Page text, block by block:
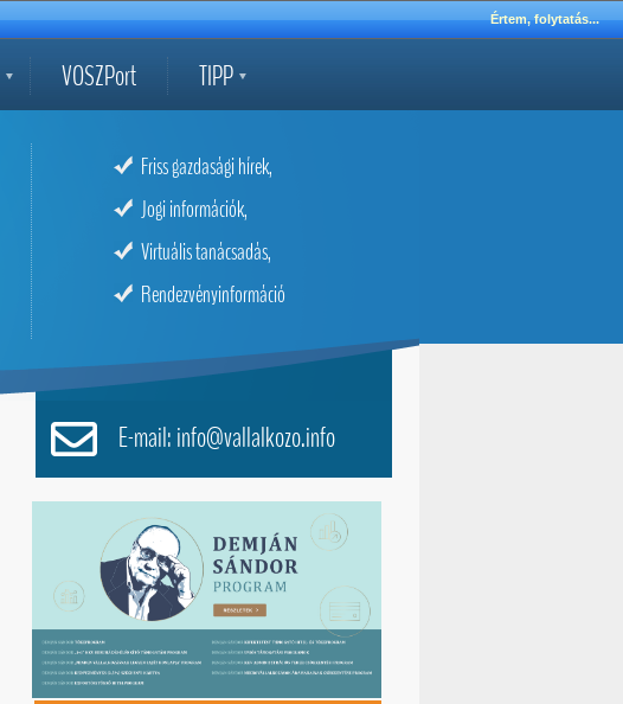
Értem, folytatás...
VOSZPort TIPP
Friss gazdasági hírek,
Jogi információk,
Virtuális tanácsadás,
Rendezvényinformáció
E-mail: info@vallalkozo.info